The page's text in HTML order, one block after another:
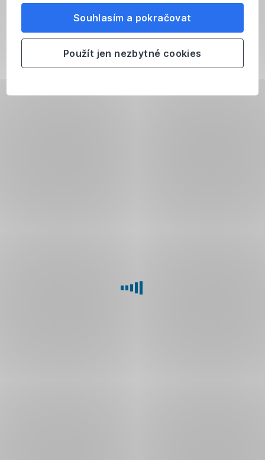
Souhlasím a pokračovat
Použít jen nezbytné cookies